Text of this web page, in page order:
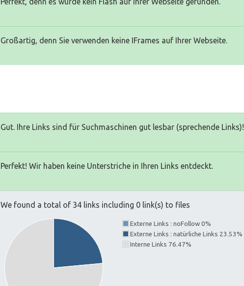
Großartig, denn Sie verwenden keine IFrames auf Ihrer Webseite.
Gut. Ihre Links sind für Suchmaschinen gut lesbar (sprechende Links)!
Perfekt! Wir haben keine Unterstriche in Ihren Links entdeckt.
We found a total of 34 links including 0 link(s) to files
Externe Links : noFollow 0%
Externe Links : natürliche Links 23.53%
Interne Links 76.47%